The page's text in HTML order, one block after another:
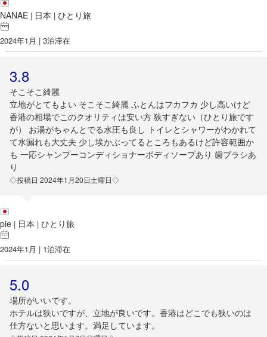
NANAE | 日本 | ひとり旅
2024年1月 | 3泊滞在
3.8
そこそこ綺麗
立地がとてもよい そこそこ綺麗 ふとんはフカフカ 少し高いけど
香港の相場でこのクオリティは安い方 狭すぎない（ひとり旅です
が） お湯がちゃんとでる水圧も良し トイレとシャワーがわかれて
て水漏れも大丈夫 少し埃かぶってるところもあるけど許容範囲か
も 一応シャンプーコンディショナーボディソープあり 歯ブラシあ
り
◇投稿日 2024年1月20日土曜日◇
pie | 日本 | ひとり旅
2024年1月 | 1泊滞在
5.0
場所がいいです。
ホテルは狭いですが、立地が良いです。香港はどこでも狭いのは
仕方ないと思います。満足しています。